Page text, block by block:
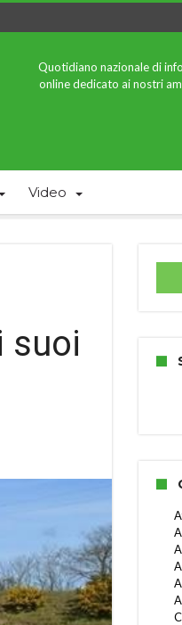
Quotidiano nazionale di
online dedicato ai nostri
Video
suoi